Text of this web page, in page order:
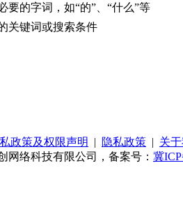
要的字词，如“的”、“什么”等
关键词或搜索条件
政策及权限声明 | 隐私政策 | 关
网络科技有限公司，备案号： 冀